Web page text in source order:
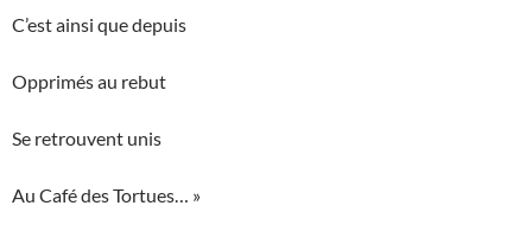
C’est ainsi que depuis
Opprimés au rebut
Se retrouvent unis
Au Café des Tortues… »